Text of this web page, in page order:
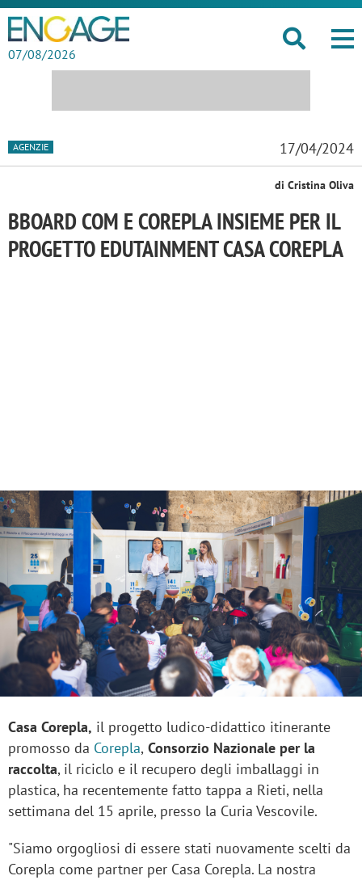
07/08/2026
AGENZIE 17/04/2024
di Cristina Oliva
BBOARD COM E COREPLA INSIEME PER IL
PROGETTO EDUTAINMENT CASA COREPLA
Casa Corepla, il progetto ludico-didattico itinerante
promosso da Corepla, Consorzio Nazionale per la
raccolta, il riciclo e il recupero degli imballaggi in
plastica, ha recentemente fatto tappa a Rieti, nella
settimana del 15 aprile, presso la Curia Vescovile.
"Siamo orgogliosi di essere stati nuovamente scelti da
Corepla come partner per Casa Corepla. La nostra